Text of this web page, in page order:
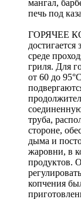
мангал,
печь под
ГОРЯЧЕЕ
достигается
среде
гриля. Для
от 60 до
труба,
стороне,
дыма и
жаровни, в
продуктов.
копчения